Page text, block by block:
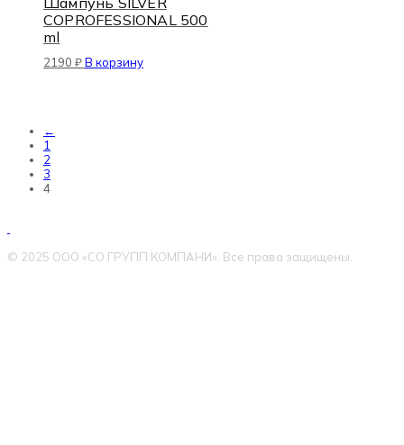
COPROFESSIONAL 500
ml
2190 ₽В корзину
←
1
2
3
4
© 2025 ООО «СО ГРУПП КОМПАНИ». Все права защищены.